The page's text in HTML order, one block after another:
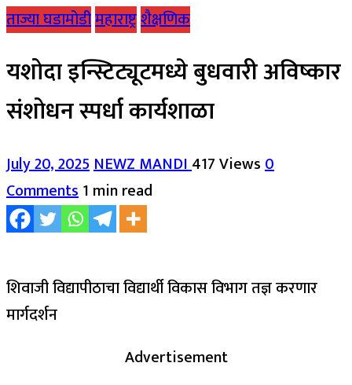
ताज्या घडामोडीमहाराष्ट्रशैक्षणिक
यशोदा इन्स्टिट्यूटमध्ये बुधवारी अविष्कार
संशोधन स्पर्धा कार्यशाळा
July 20, 2025NEWZ MANDI417 Views0
Comments1 min read
शिवाजी विद्यापीठाचा विद्यार्थी विकास विभाग तज्ञ करणार
मार्गदर्शन
Advertisement